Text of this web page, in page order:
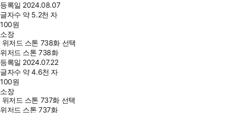
등록일 2024.08.07
글자수 약 5.2천 자
100원
소장
위저드 스톤 738화 선택
위저드 스톤 738화
등록일 2024.07.22
글자수 약 4.6천 자
100원
소장
위저드 스톤 737화 선택
위저드 스톤 737화